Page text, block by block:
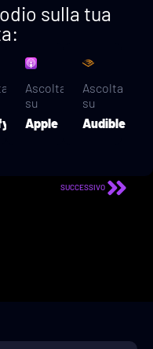
sulla tua
Ascolta
su
Apple
Ascolta
su
Audible
SUCCESSIVO